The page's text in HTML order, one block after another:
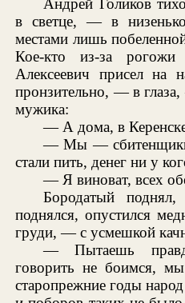
Андрей Голиков
в светце, — в
местами лишь
Кое-кто из-за
Алексеевич присел на
пронзительно, — в
мужика:
— А дома, в
— Мы —
стали пить, денег ни у
— Я виноват, всех
Бородатый
поднялся, опустился
груди, — с усмешкой
— Пытаешь
говорить не боимся,
старопрежние годы